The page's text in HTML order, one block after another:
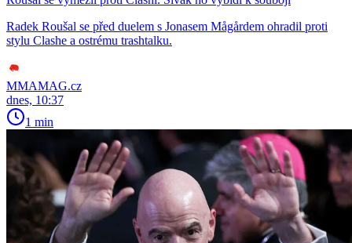
Radek Roušal se před duelem s Jonasem Mågårdem ohradil proti
stylu Clashe a ostrému trashtalku.
MMAMAG.cz
dnes, 10:37
1 min